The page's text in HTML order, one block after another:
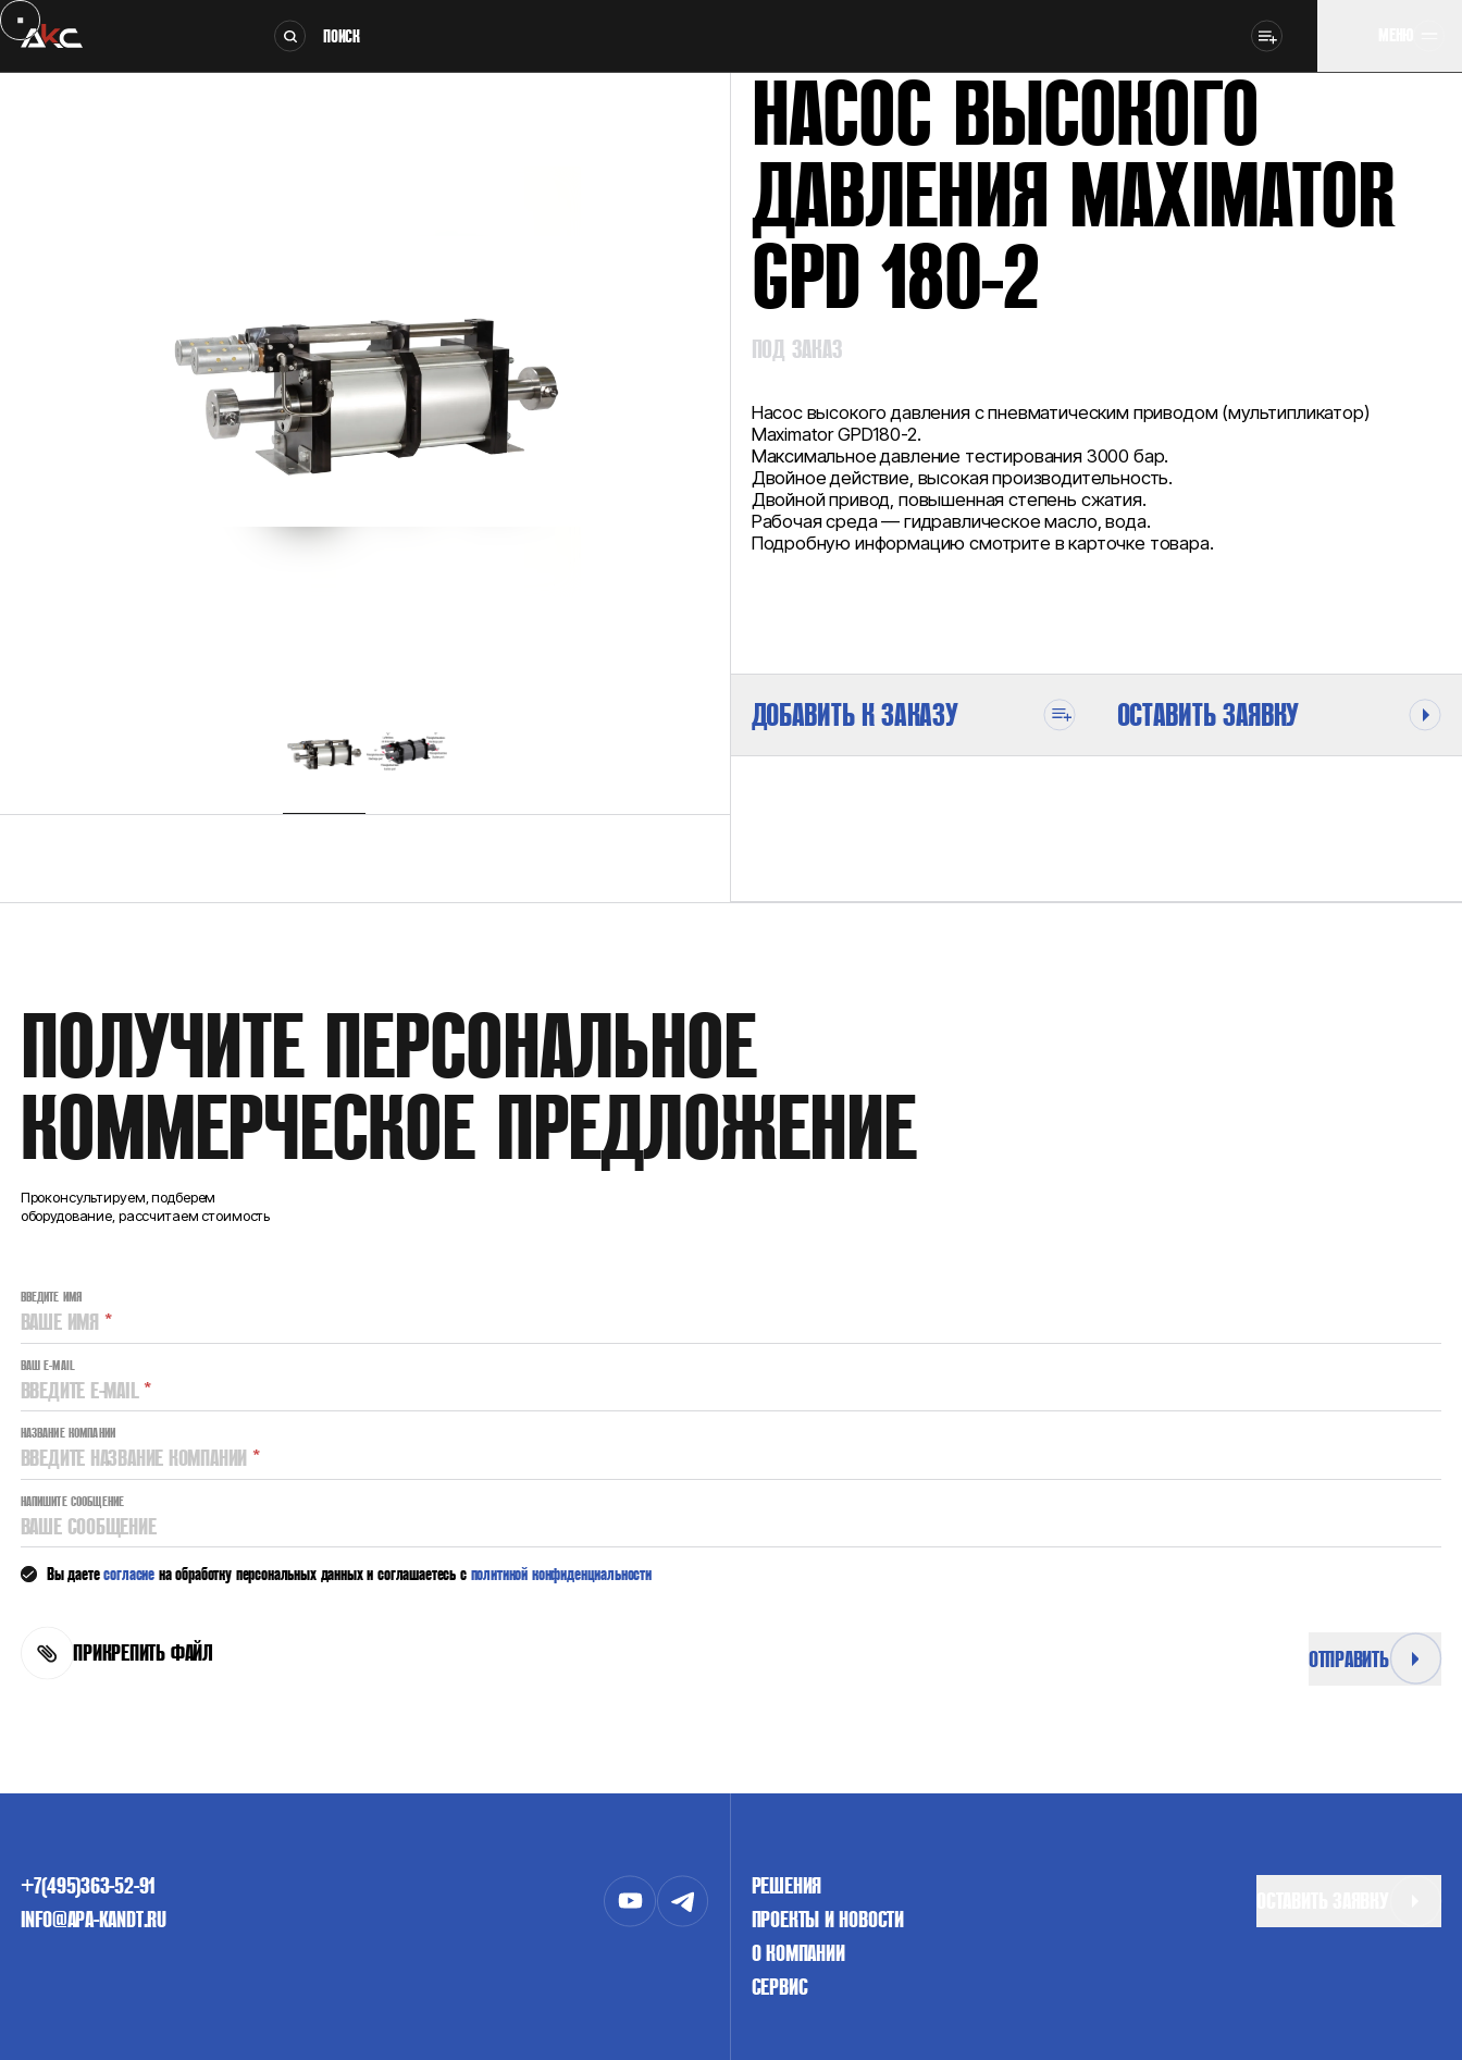
НАСОС ВЫСОКОГО
ДАВЛЕНИЯ MAXIMATOR
GPD 180-2
ПОД ЗАКАЗ
Насос высокого давления с пневматическим приводом (мультипликатор)
Maximator GPD180-2.
Максимальное давление тестирования 3000 бар.
Двойное действие, высокая производительность.
Двойной привод, повышенная степень сжатия.
Рабочая среда — гидравлическое масло, вода.
Подробную информацию смотрите в карточке товара.
ДОБАВИТЬ К ЗАКАЗУ ОСТАВИТЬ ЗАЯВКУ
ПРОИЗВОДИТЕЛЬНОСТЬ
КОЭФФИЦИЕНТ ДАВЛЕНИЯ
ПОЛУЧИТЕ ПЕРСОНАЛЬНОЕ
КОММЕРЧЕСКОЕ ПРЕДЛОЖЕНИЕ
Проконсультируем, подберем
оборудование, рассчитаем стоимость
ВВЕДИТЕ ИМЯ
ВАШЕ ИМЯ *
ВАШ E-MAIL
ВВЕДИТЕ E-MAIL*
НАЗВАНИЕ КОМПАНИИ
ВВЕДИТЕ НАЗВАНИЕ КОМПАНИИ *
НАПИШИТЕ СООБЩЕНИЕ
ВАШЕ СООБЩЕНИЕ
Вы даетесогласиена обработку персональных данных и соглашаетесь сполитикой конфиденциальности
ПРИКРЕПИТЬ ФАЙЛ ОТПРАВИТЬ
+7(495)363-52-91
INFO@APA-KANDT.RU
РЕШЕНИЯ
ПРОЕКТЫ И НОВОСТИ
О КОМПАНИИ
СЕРВИС